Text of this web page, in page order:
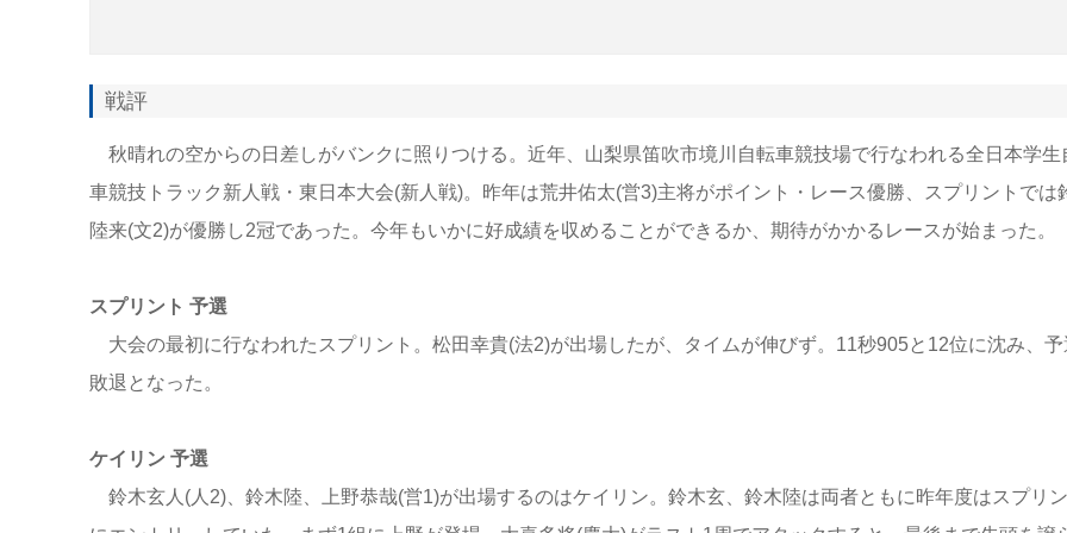
戦評
秋晴れの空からの日差しがバンクに照りつける。近年、山梨県笛吹市境川自転車競技場で行なわれる全日本学生
車競技トラック新人戦・東日本大会(新人戦)。昨年は荒井佑太(営3)主将がポイント・レース優勝、スプリントでは
陸来(文2)が優勝し2冠であった。今年もいかに好成績を収めることができるか、期待がかかるレースが始まった。
スプリント 予選
大会の最初に行なわれたスプリント。松田幸貴(法2)が出場したが、タイムが伸びず。11秒905と12位に沈み、予
敗退となった。
ケイリン 予選
鈴木玄人(人2)、鈴木陸、上野恭哉(営1)が出場するのはケイリン。鈴木玄、鈴木陸は両者ともに昨年度はスプリン